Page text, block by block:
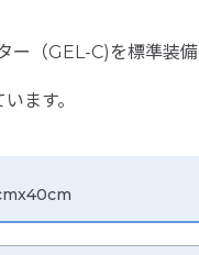
ー（GEL-C)を標準装備
ます。